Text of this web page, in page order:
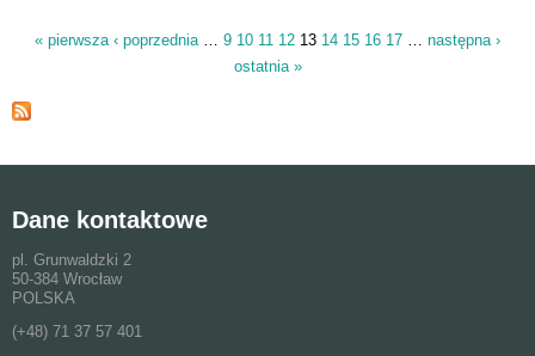
« pierwsza ‹ poprzednia 9 10 11 12 13 14 15 16 17
następna ›
ostatnia »
Dane kontaktowe
pl. Grunwaldzki 2
50-384 Wrocław
POLSKA
(+48) 71 37 57 401